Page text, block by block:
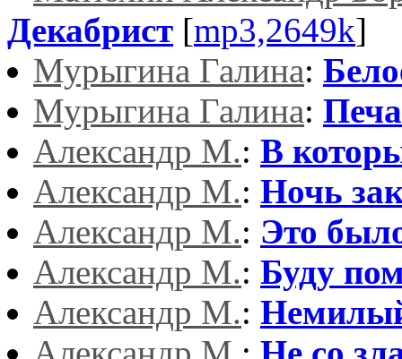
Декабрист [mp3,2649k]
Мурыгина Галина:
Мурыгина Галина:
Александр М.: В
Александр М.: Ночь
Александр М.: Это
Александр М.: Буду
Александр М.: